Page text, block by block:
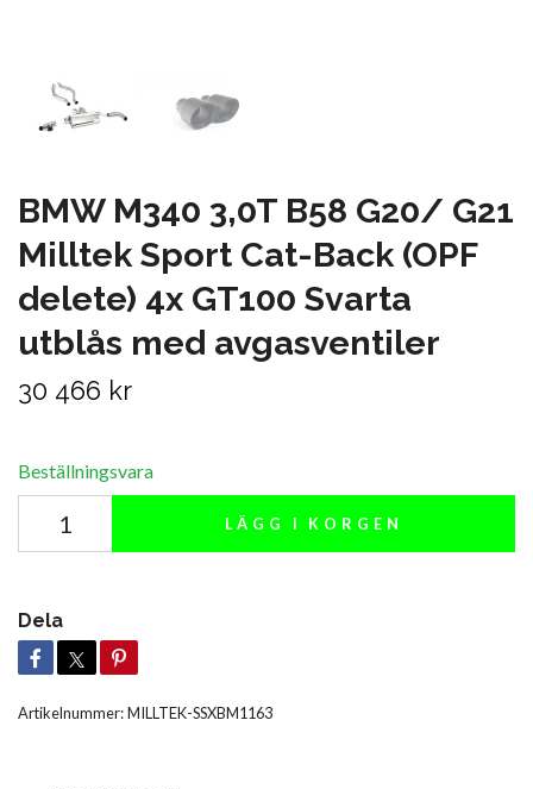
BMW M340 3,0T B58 G20/ G21
Milltek Sport Cat-Back (OPF
delete) 4x GT100 Svarta
utblås med avgasventiler
30 466 kr
Beställningsvara
LÄGG I KORGEN
Dela
Artikelnummer:MILLTEK-SSXBM1163